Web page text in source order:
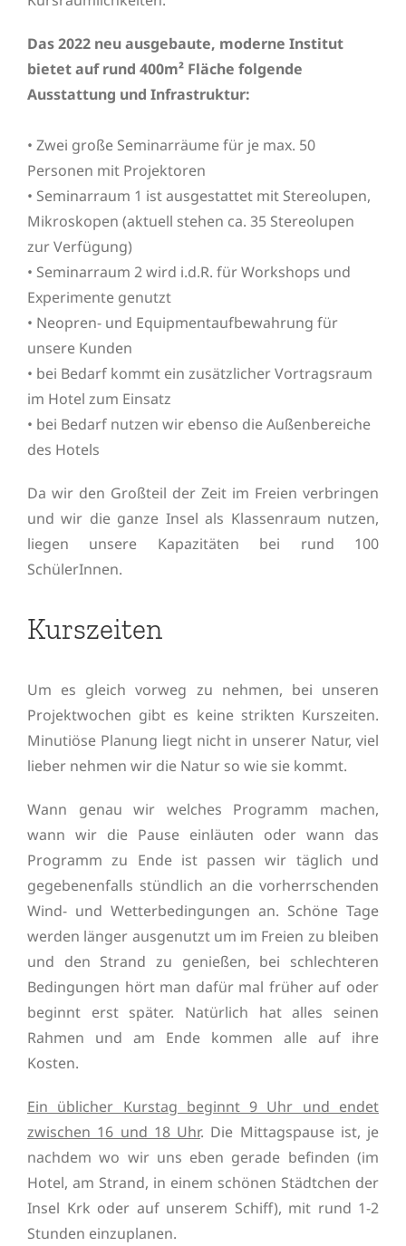
Das 2022 neu ausgebaute, moderne Institut
bietet auf rund 400m² Fläche folgende
Ausstattung und Infrastruktur:
• Zwei große Seminarräume für je max. 50
Personen mit Projektoren
• Seminarraum 1 ist ausgestattet mit Stereolupen,
Mikroskopen (aktuell stehen ca. 35 Stereolupen
zur Verfügung)
• Seminarraum 2 wird i.d.R. für Workshops und
Experimente genutzt
• Neopren- und Equipmentaufbewahrung für
unsere Kunden
• bei Bedarf kommt ein zusätzlicher Vortragsraum
im Hotel zum Einsatz
• bei Bedarf nutzen wir ebenso die Außenbereiche
des Hotels
Da wir den Großteil der Zeit im Freien verbringen
und wir die ganze Insel als Klassenraum nutzen,
liegen unsere Kapazitäten bei rund 100
SchülerInnen.
Kurszeiten
Um es gleich vorweg zu nehmen, bei unseren
Projektwochen gibt es keine strikten Kurszeiten.
Minutiöse Planung liegt nicht in unserer Natur, viel
lieber nehmen wir die Natur so wie sie kommt.
Wann genau wir welches Programm machen,
wann wir die Pause einläuten oder wann das
Programm zu Ende ist passen wir täglich und
gegebenenfalls stündlich an die vorherrschenden
Wind- und Wetterbedingungen an. Schöne Tage
werden länger ausgenutzt um im Freien zu bleiben
und den Strand zu genießen, bei schlechteren
Bedingungen hört man dafür mal früher auf oder
beginnt erst später. Natürlich hat alles seinen
Rahmen und am Ende kommen alle auf ihre
Kosten.
Ein üblicher Kurstag beginnt 9 Uhr und endet
zwischen 16 und 18 Uhr. Die Mittagspause ist, je
nachdem wo wir uns eben gerade befinden (im
Hotel, am Strand, in einem schönen Städtchen der
Insel Krk oder auf unserem Schiff), mit rund 1-2
Stunden einzuplanen.